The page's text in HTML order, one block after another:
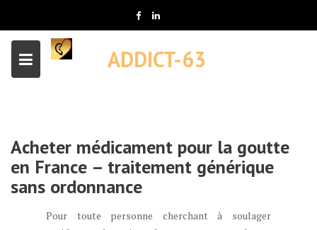
content
ADDICT-63
Acheter médicament pour la goutte
en France – traitement générique
sans ordonnance
Pour toute personne cherchant à soulager